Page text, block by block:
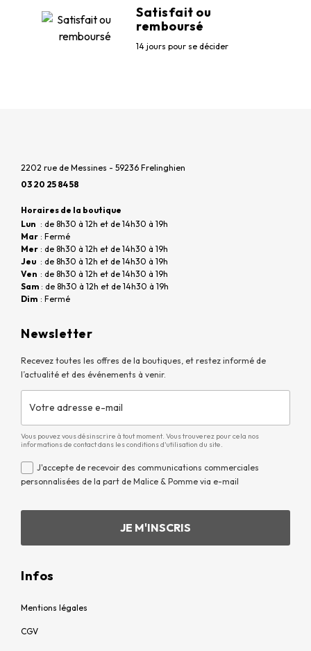
Satisfait ou
remboursé
14 jours pour se décider
2202 rue de Messines - 59236 Frelinghien
03 20 25 84 58
Horaires de la boutique
Lun : de 8h30 à 12h et de 14h30 à 19h
Mar : Fermé
Mer : de 8h30 à 12h et de 14h30 à 19h
Jeu : de 8h30 à 12h et de 14h30 à 19h
Ven : de 8h30 à 12h et de 14h30 à 19h
Sam : de 8h30 à 12h et de 14h30 à 19h
Dim : Fermé
Newsletter
Recevez toutes les offres de la boutiques, et restez informé de
l’actualité et des événements à venir.
Vous pouvez vous désinscrire à tout moment. Vous trouverez pour cela nos
informations de contact dans les conditions d'utilisation du site.
J'accepte de recevoir des communications commerciales
personnalisées de la part de Malice & Pomme via e-mail
Infos
Mentions légales
CGV